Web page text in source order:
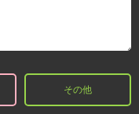
その他